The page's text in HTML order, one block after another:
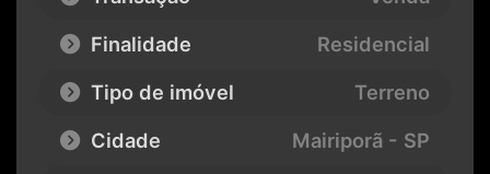
Finalidade
Residencial
Tipo de imóvel
Terreno
Cidade
Mairiporã - SP